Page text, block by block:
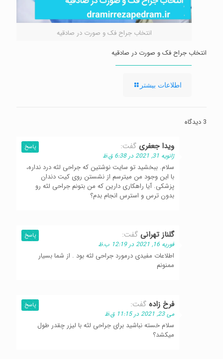
انتخاب جراح فک و صورت در صادقیه
انتخاب جراح فک و صورت در صادقیه
اطلاعات بیشتر
صورت 3 دیدگاه
ویدا جعفری گفت:
ژانویه 31, 2021 در 6:38 ق.ظ
سلام. ببخشید تو سایت نوشتین که جراحی لثه درد نداره،
با این وجود من میترسم از نشستن روی کیت دندان
پزشکی. آیا راهکاری دارین که من بتونم جراحی لثه رو
بدون ترس و استرس انجام بدم؟
پاسخ
گلناز تهرانی گفت:
فوریه 16, 2021 در 12:19 ب.ظ
اطلاعات مفیدی درمورد جراحی لثه بود . از شما بسیار
ممنونم
پاسخ
فرخ زاده گفت:
می 23, 2021 در 11:15 ق.ظ
سلام خسته نباشید برای جراحی لثه با لیزر چقدر طول
میکشد؟
پاسخ